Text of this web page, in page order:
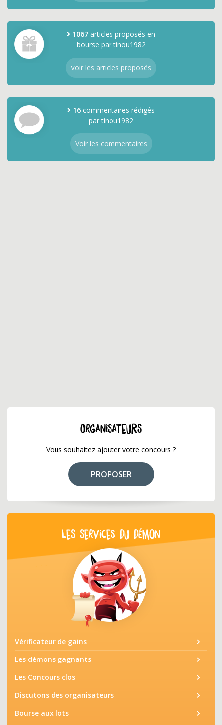
1067 articles proposés en
bourse par tinou1982
Voir les articles proposés
16 commentaires rédigés
par tinou1982
Voir les commentaires
ORGANISATEURS
Vous souhaitez ajouter votre concours ?
PROPOSER
LES SERVICES DU DÉMON
Vérificateur de gains
Les démons gagnants
Les Concours clos
Discutons des organisateurs
Bourse aux lots